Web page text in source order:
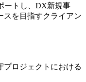
ートし、DX新規事
スを目指すクライアン
プロジェクトにおける